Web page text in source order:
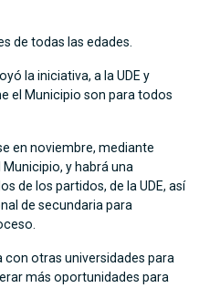
de todas las edades.
la iniciativa, a la UDE y
el Municipio son para todos
en noviembre, mediante
y habrá una
de los partidos, de la UDE, así
de secundaria para
otras universidades para
más oportunidades para